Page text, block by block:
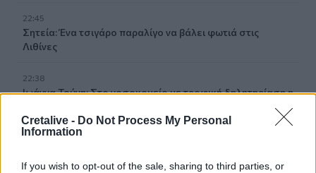
Cretalive - Do Not Process My Personal
Information
If you wish to opt-out of the sale, sharing to third parties, or
22:45
Σητεία: Ένα τσιγάρο παραλίγο να βάλει φωτιά στις
Λιθίνες
22:38
Ιωάννα Τούνη: Στο νοσοκομείο με τροφική δηλητηρίαση η
22:32
πλοίο κοντά στο Khasab του Ομάν